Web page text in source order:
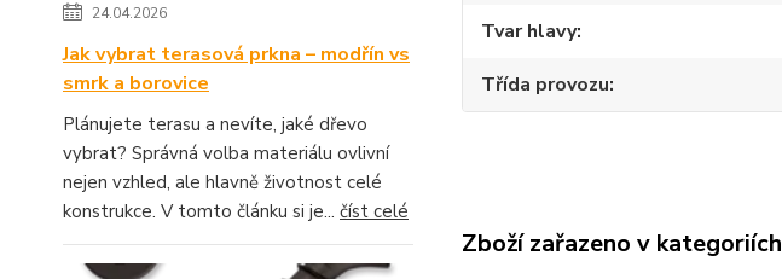
24.04.2026
Jak vybrat terasová prkna – modřín vs
smrk a borovice
Plánujete terasu a nevíte, jaké dřevo
vybrat? Správná volba materiálu ovlivní
nejen vzhled, ale hlavně životnost celé
konstrukce. V tomto článku si je... číst celé
Tvar hlavy
Třída provozu
Zboží zařazeno v kategoriích